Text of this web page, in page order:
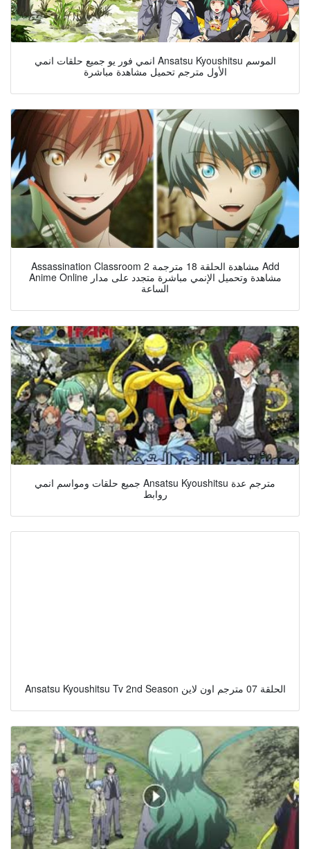
انمي فور يو جميع حلقات انمي Ansatsu Kyoushitsu الموسم
الأول مترجم تحميل مشاهدة مباشرة
Assassination Classroom 2 مشاهدة الحلقة 18 مترجمة Add
Anime Online مشاهدة وتحميل الإنمي مباشرة متجدد على مدار
الساعة
جميع حلقات ومواسم انمي Ansatsu Kyoushitsu مترجم عدة
روابط
Ansatsu Kyoushitsu Tv 2nd Season الحلقة 07 مترجم اون لاين